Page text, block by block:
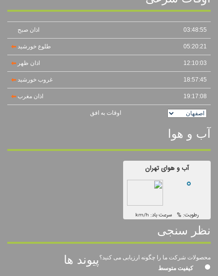
03:48:55 اذان صبح
05:20:21 طلوع خورشید
12:10:03 اذان ظهر
18:57:45 غروب خورشید
19:17:08 اذان مغرب
اوقات به افق
آب و هوا
نظر سنجی
محصولات شرکت ما را چگونه ارزیابی می کنید؟
کیفیت متوسط
پیوند ها